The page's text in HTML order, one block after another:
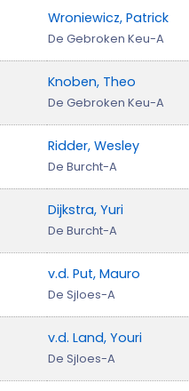
Wroniewicz, Patrick
De Gebroken Keu-A
Knoben, Theo
De Gebroken Keu-A
Ridder, Wesley
De Burcht-A
Dijkstra, Yuri
De Burcht-A
v.d. Put, Mauro
De Sjloes-A
v.d. Land, Youri
De Sjloes-A